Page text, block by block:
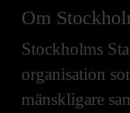
Om
Stockholms
organisation
mänskligare